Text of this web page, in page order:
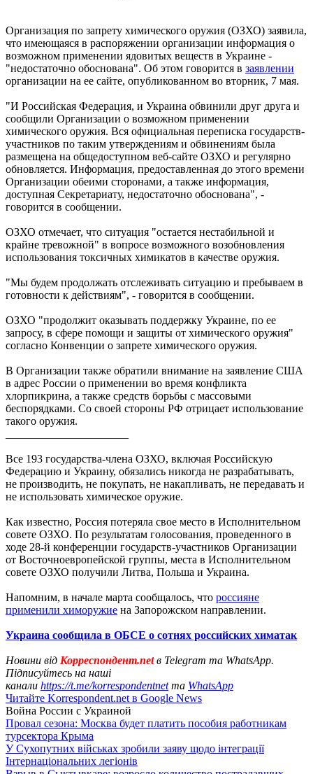
Организация по запрету химического оружия (ОЗХО) заявила,
что имеющаяся в распоряжении организации информация о
возможном применении ядовитых веществ в Украине -
"недостаточно обоснована". Об этом говорится в заявлении
организации на ее сайте, опубликованном во вторник, 7 мая.
"И Российская Федерация, и Украина обвинили друг друга и
сообщили Организации о возможном применении
химического оружия. Вся официальная переписка государств-
участников по таким утверждениям и обвинениям была
размещена на общедоступном веб-сайте ОЗХО и регулярно
обновляется. Информация, предоставленная до этого времени
Организации обеими сторонами, а также информация,
доступная Секретариату, недостаточно обоснована", -
говорится в сообщении.
ОЗХО отмечает, что ситуация "остается нестабильной и
крайне тревожной" в вопросе возможного возобновления
использования токсичных химикатов в качестве оружия.
"Мы будем продолжать отслеживать ситуацию и пребываем в
готовности к действиям", - говорится в сообщении.
ОЗХО "продолжит оказывать поддержку Украине, по ее
запросу, в сфере помощи и защиты от химического оружия"
согласно Конвенции о запрете химического оружия.
В Организации также обратили внимание на заявление США
в адрес России о применении во время конфликта
хлорпикрина, а также средств борьбы с массовыми
беспорядками. Со своей стороны РФ отрицает использование
такого оружия.
Все 193 государства-члена ОЗХО, включая Российскую
Федерацию и Украину, обязались никогда не разрабатывать,
не производить, не покупать, не накапливать, не передавать и
не использовать химическое оружие.
Как известно, Россия потеряла свое место в Исполнительном
совете ОЗХО. По результатам голосования, проведенного в
ходе 28-й конференции государств-участников Организации
от Восточноевропейской группы, места в Исполнительном
совете ОЗХО получили Литва, Польша и Украина.
Напомним, в начале марта сообщалось, что россияне
применили химоружие на Запорожском направлении.
Украина сообщила в ОБСЕ о сотнях российских химатак
Новини від Корреспондент.netв Telegram та WhatsApp.
Підписуйтесь на наші
канали https://t.me/korrespondentnetта WhatsApp
Читайте Korrespondent.net в Google News
Война России с Украиной
Провал сезона: Москва будет платить пособия работникам
турсектора Крыма
У Сухопутних військах зробили заяву щодо інтеграції
Інтернаціональних легіонів